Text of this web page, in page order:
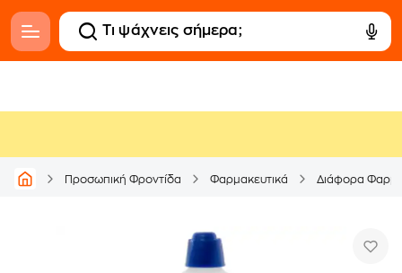
Προσωπική Φροντίδα Φαρμακευτικά Διάφορα